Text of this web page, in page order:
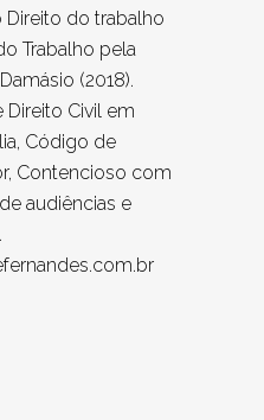
Direito do trabalho
Trabalho pela
(2018).
Direito Civil em
Código de
Contencioso com
audiências e